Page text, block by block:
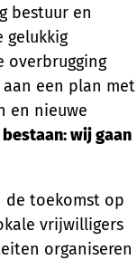
bestuur en
gelukkig
overbrugging
een plan met
en nieuwe
wij gaan
de toekomst op
vrijwilligers
organiseren